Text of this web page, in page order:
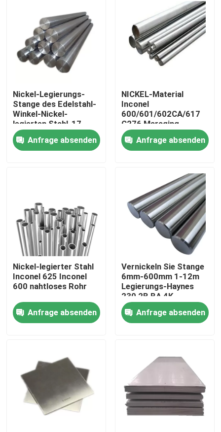
Haus
Über uns
Fabrik-Ausflug
Qualitätskontrolle
Treten Sie mit uns in Verbindung
Material Inconel 625
Incoloy 800-Material
Nickel-Legierungs-
Stange des Edelstahl-
Winkel-Nickel-
legierten Stahl-17-
4PH
Anfrage absenden
NICKEL-Material
Inconel
600/601/602CA/617
C276 Maraging
Stahllegierter Stahl-
StangeAnfrage absenden
Nickel-legierter Stahl
Inconel 625 Inconel
600 nahtloses Rohr
Anfrage absenden
Vernickeln Sie Stange
6mm-600mm 1-12m
Legierungs-Haynes
230 2B BA 4K
Anfrage absenden